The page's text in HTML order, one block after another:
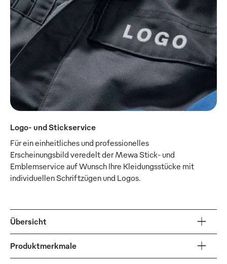
Logo- und Stickservice
Für ein einheitliches und professionelles
Erscheinungsbild veredelt der Mewa Stick- und
Emblemservice auf Wunsch Ihre Kleidungsstücke mit
individuellen Schriftzügen und Logos.
Übersicht
Produktmerkmale